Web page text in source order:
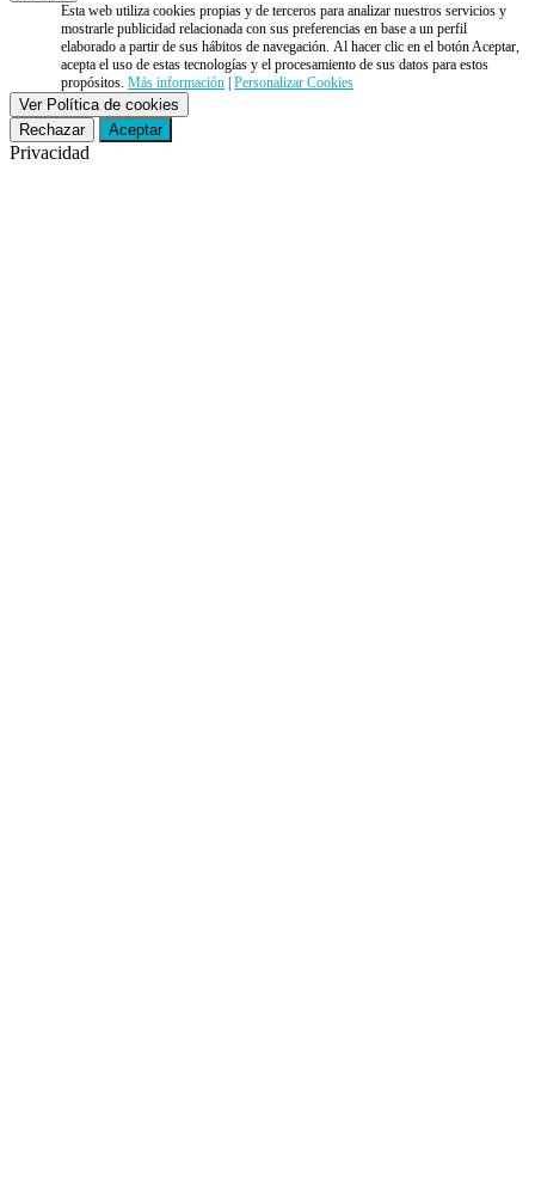
Esta web utiliza cookies propias y de terceros para analizar nuestros servicios y
mostrarle publicidad relacionada con sus preferencias en base a un perfil
elaborado a partir de sus hábitos de navegación. Al hacer clic en el botón Aceptar,
acepta el uso de estas tecnologías y el procesamiento de sus datos para estos
propósitos.Más información |Personalizar Cookies
Ver Política de cookies
Rechazar
Aceptar
Privacidad